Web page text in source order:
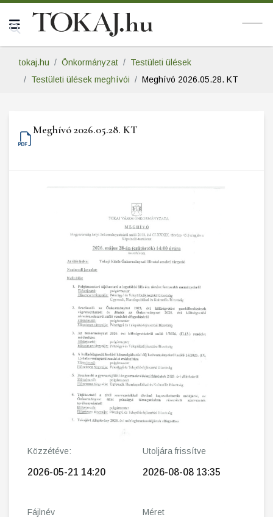
tokaj.hu Önkormányzat
Testületi ülések
Testületi ülések meghívói
Meghívó 2026.05.28. KT
Meghívó 2026.05.28. KT
Közzétéve:
2026-05-21 14:20
Utoljára frissítve
2026-08-08 13:35
Fájlnév Méret